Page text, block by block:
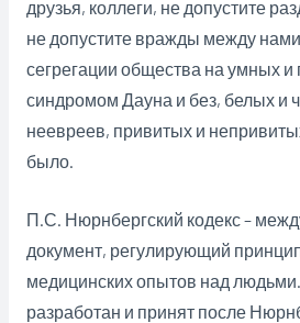
друзья, коллеги, не допустите
не допустите вражды между
сегрегации общества на умных и
синдромом Дауна и без, белых и
неевреев, привитых и
было.
П.С. Нюрнбергский кодекс –
документ, регулирующий
медицинских опытов над
разработан и принят после